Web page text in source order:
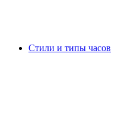
Стили и типы часов